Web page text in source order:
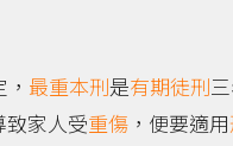
最重本刑是有期徒刑
家人受重傷 ，便要適用